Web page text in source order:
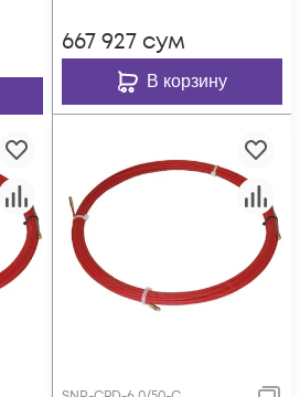
667 927 сум
В корзину